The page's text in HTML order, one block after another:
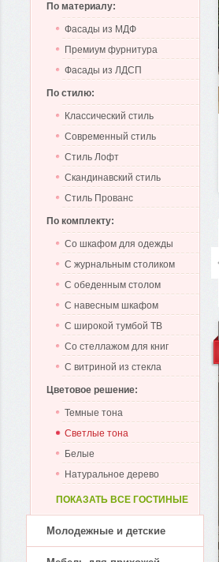
По материалу:
Фасады из МДФ
Премиум фурнитура
Фасады из ЛДСП
По стилю:
Классический стиль
Современный стиль
Стиль Лофт
Скандинавский стиль
Стиль Прованс
По комплекту:
Со шкафом для одежды
С журнальным столиком
С обеденным столом
С навесным шкафом
С широкой тумбой ТВ
Со стеллажом для книг
С витриной из стекла
Цветовое решение:
Темные тона
Светлые тона
Белые
Натуральное дерево
ПОКАЗАТЬ ВСЕ ГОСТИНЫЕ
Молодежные и детские